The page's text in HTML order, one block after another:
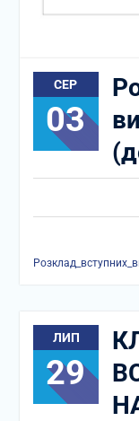
СЕР
03
ЛИП
29